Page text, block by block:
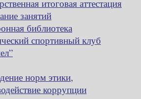
итоговая аттестация
занятий
библиотека
спортивный клуб
норм этики,
коррупции